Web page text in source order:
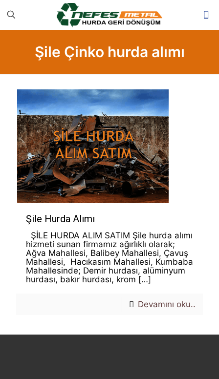
Şile Çinko hurda alımı
Şile Hurda Alımı
ŞİLE HURDA ALIM SATIM Şile hurda alımı
hizmeti sunan firmamız ağırlıklı olarak;
Ağva Mahallesi, Balibey Mahallesi, Çavuş
Mahallesi, Hacıkasım Mahallesi, Kumbaba
Mahallesinde; Demir hurdası, alüminyum
hurdası, bakır hurdası, krom […]
Devamını oku..